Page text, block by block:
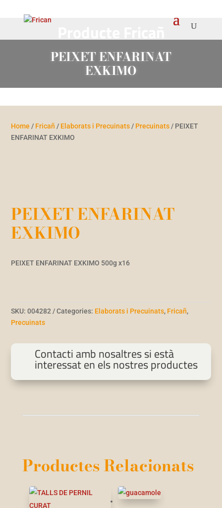
PEIXET ENFARINAT
EXKIMO
Home / Fricañ / Elaborats i Precuinats / Precuinats / PEIXET
ENFARINAT EXKIMO
PEIXET ENFARINAT
EXKIMO
PEIXET ENFARINAT EXKIMO 500g x16
SKU:004282 Categories: Elaborats i Precuinats, Fricañ,
Precuinats
Contacti amb nosaltres si està
interessat en els nostres productes
Productes Relacionats